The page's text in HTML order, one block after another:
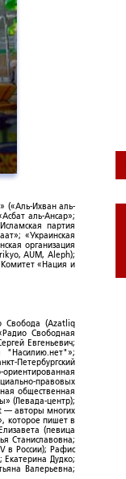
(«Аль-Ихван аль-
аль-Ансар»;
партия
«Украинская
организация
AUM, Aleph);
Комитет «Нация и
Свобода (Azatliq
Свободная
Евгеньевич;
"Насилию.нет"»;
Петербургский
правовых
общественная
(Левада-центр);
— авторы многих
которое пишет в
(певица
Станиславовна;
в России); Рафис
Дудко;
Валерьевна;